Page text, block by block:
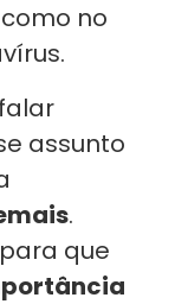
no
assunto
.
que